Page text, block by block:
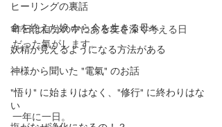
ヒーリングの裏話
命を終えた娘 から今を生きる母へ
妖精が見えるようになる方法がある
神様から聞いた "電氣" のお話
"悟り" に始まりはなく、"修行" に終わりはな
い
昨日は自分の中にある友を深く考える日
だった氣がします。
一年に一日。